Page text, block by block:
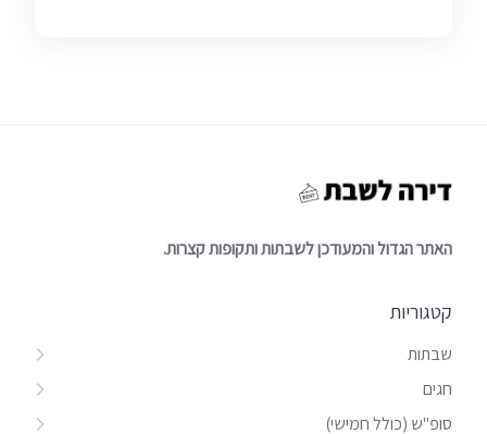
האתר הגדול והמעודכן לשבתות ותקופות קצרות.
קטגוריות
שבתות
חגים
סופ"ש (כולל חמישי)